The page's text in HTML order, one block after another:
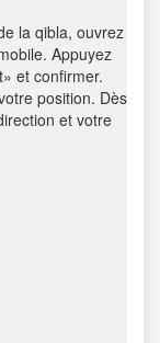
la qibla, ouvrez
Appuyez
et confirmer.
position. Dès
et votre